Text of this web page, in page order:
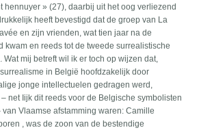
hennuyer » (27), daarbij uit het oog verliezend
heeft bevestigd dat de groep van La
en zijn vrienden, wat tien jaar na de
kwam en reeds tot de tweede surrealistische
mij betreft wil ik er toch op wijzen dat,
in België hoofdzakelijk door
jonge intellectuelen gedragen werd,
net Iijk dit reeds voor de Belgische symbolisten
van Vlaamse afstamming waren: Camille
, was de zoon van de bestendige